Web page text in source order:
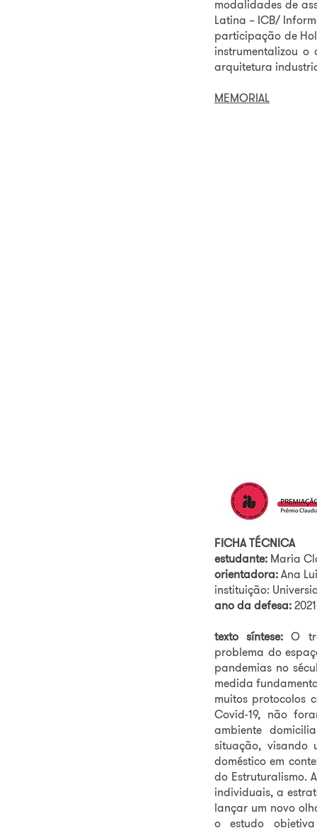
modalidades de
Latina – ICB/
participação de
instrumentalizou
arquitetura
MEMORIAL
Estruturalismo,
FICHA TÉCNICA
estudante: Maria
orientadora:Ana
instituição:
ano da defesa:2021
texto síntese: O
problema do
pandemias no
medida
muitos protocolos
Covid-19, não
ambiente
situação, visando
doméstico em
do Estruturalismo.
individuais, a
lançar um novo
o estudo